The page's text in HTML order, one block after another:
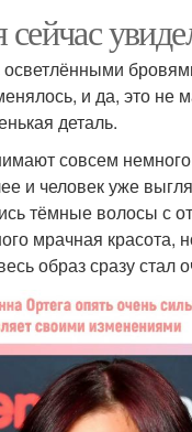
осветлёнными
и да, это не
деталь.
совсем
и человек уже
тёмные волосы с
мрачная красота,
образ сразу стал